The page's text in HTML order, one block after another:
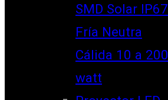
SMD Solar IP67
Fría Neutra
Cálida 10 a 200
watt